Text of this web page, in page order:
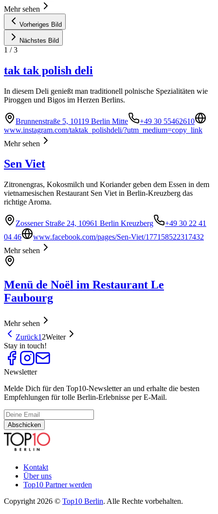
Mehr sehen
Vorheriges Bild
Nächstes Bild
1 /3
tak tak polish deli
In diesem Deli genießt man traditionell polnische Spezialitäten wie
Piroggen und Bigos im Herzen Berlins.
Brunnenstraße 5, 10119 Berlin Mitte
+49 30 55462610
www.instagram.com/taktak_polishdeli/?utm_medium=copy_link
Mehr sehen
Sen Viet
Zitronengras, Kokosmilch und Koriander geben dem Essen in dem
vietnamesischen Restaurant Sen Viet in Berlin-Kreuzberg das
richtige Aroma.
Zossener Straße 24, 10961 Berlin Kreuzberg
+49 30 22 41
04 46
www.facebook.com/pages/Sen-Viet/177158522317432
Mehr sehen
Menü de Noël im Restaurant Le
Faubourg
Mehr sehen
Zurück1 2Weiter
Stay in touch!
Newsletter
Melde Dich für den Top10-Newsletter an und erhalte die besten
Empfehlungen für tolle Berlin-Erlebnisse per E-Mail.
Abschicken
Kontakt
Über uns
Top10 Partner werden
Copyright 2026 © Top10 Berlin. Alle Rechte vorbehalten.